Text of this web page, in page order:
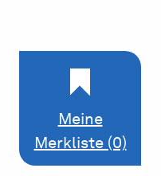
Meine
Merkliste (0)